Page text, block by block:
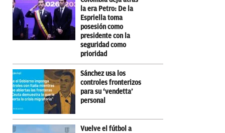
la era Petro: De la
Espriella toma
posesión como
presidente con la
seguridad como
prioridad
Sánchez usa los
controles fronterizos
para su ‘vendetta’
personal
Vuelve el fútbol a